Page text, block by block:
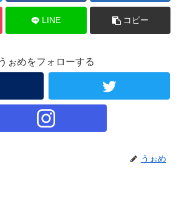
LINE コピー
うぉめをフォローする
うぉめ